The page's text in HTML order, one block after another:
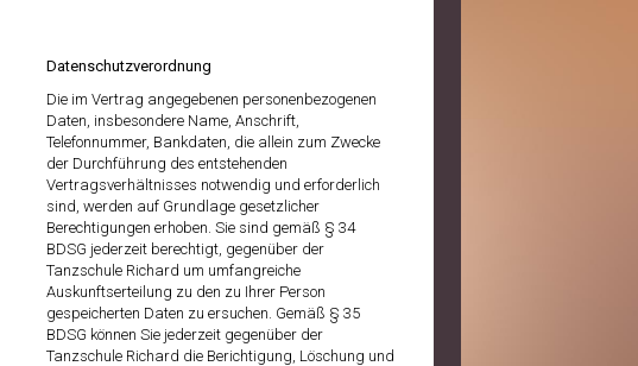
Datenschutzverordnung
Die im Vertrag angegebenen personenbezogenen
Daten, insbesondere Name, Anschrift,
Telefonnummer, Bankdaten, die allein zum Zwecke
der Durchführung des entstehenden
Vertragsverhältnisses notwendig und erforderlich
sind, werden auf Grundlage gesetzlicher
Berechtigungen erhoben. Sie sind gemäß § 34
BDSG jederzeit berechtigt, gegenüber der
Tanzschule Richard um umfangreiche
Auskunftserteilung zu den zu Ihrer Person
gespeicherten Daten zu ersuchen. Gemäß § 35
BDSG können Sie jederzeit gegenüber der
Tanzschule Richard die Berichtigung, Löschung und